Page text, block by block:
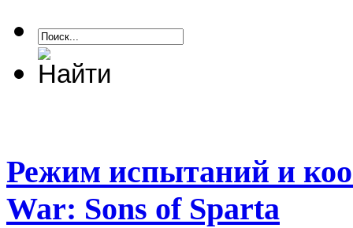
Режим испытаний и
War: Sons of Sparta